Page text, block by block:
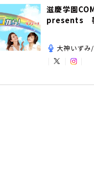
滋慶学園
presents 夢
大神いずみ